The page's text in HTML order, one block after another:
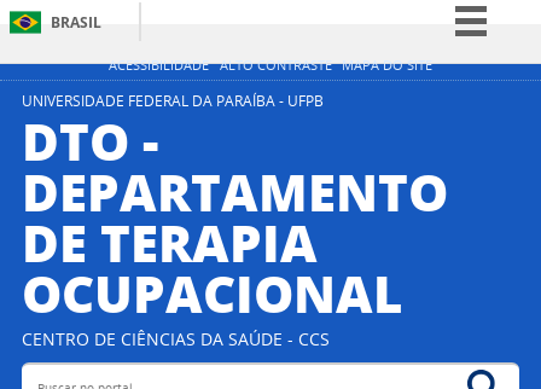
ACESSIBILIDADE ALTO CONTRASTE MAPA DO SITE
BRASIL
Simplifique!
Acesso à informação
Legislação
UNIVERSIDADE FEDERAL DA PARAÍBA - UFPB
DTO -
DEPARTAMENTO
DE TERAPIA
OCUPACIONAL
CENTRO DE CIÊNCIAS DA SAÚDE - CCS
Buscar no portal